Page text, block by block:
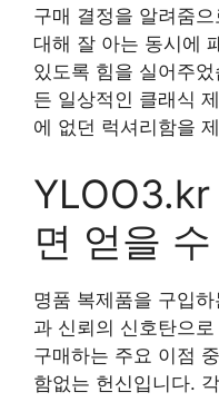
구매 결정을 알려줌
대해 잘 아는 동시에
있도록 힘을 실어주
든 일상적인 클래식
에 없던 럭셔리함을
면 얻을
명품 복제품을 구입
과 신뢰의 신호탄으
구매하는 주요 이점
함없는 헌신입니다.